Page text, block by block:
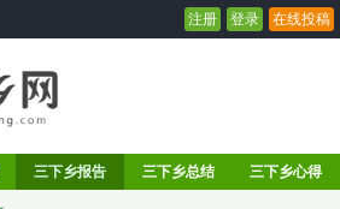
注册 登录 在线投稿
三下乡报告 三下乡总结 三下乡心得